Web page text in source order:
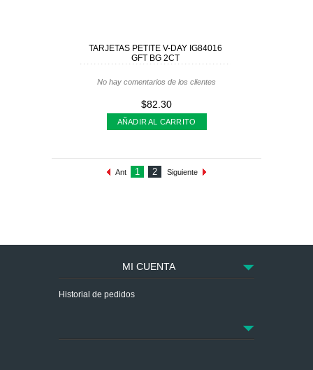
TARJETAS PETITE V-DAY IG84016
GFT BG 2CT
No hay comentarios de los clientes
$82.30
AÑADIR AL CARRITO
Ant 1 2 Siguiente
MI CUENTA
Historial de pedidos